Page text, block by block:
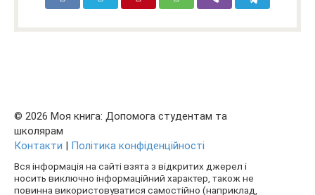
© 2026 Моя книга: Допомога студентам та
школярам
Контакти | Політика конфіденційності
Вся інформація на сайті взята з відкритих джерел і
носить виключно інформаційний характер, також не
повинна використовуватися самостійно (наприклад,